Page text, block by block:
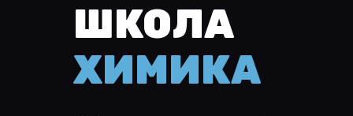
ШКОЛА
ХИМИКА